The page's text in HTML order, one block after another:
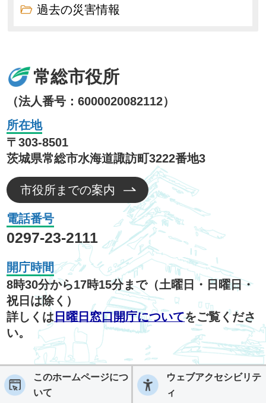
過去の災害情報
常総市役所
（法人番号：6000020082112）
所在地
〒303-8501
茨城県常総市水海道諏訪町3222番地3
市役所までの案内
電話番号
0297-23-2111
開庁時間
8時30分から17時15分まで（土曜日・日曜日・
祝日は除く）
詳しくは 日曜日窓口開庁についてをご覧くださ
い。
このホームページにつ
いて
ウェブアクセシビリテ
ィ